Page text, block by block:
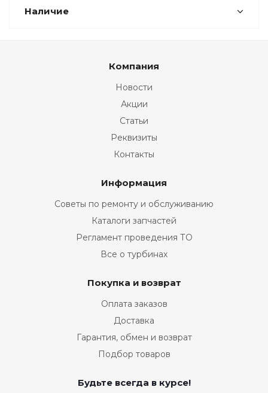
Наличие
Компания
Новости
Акции
Статьи
Реквизиты
Контакты
Информация
Советы по ремонту и обслуживанию
Каталоги запчастей
Регламент проведения ТО
Все о турбинах
Покупка и возврат
Оплата заказов
Доставка
Гарантия, обмен и возврат
Подбор товаров
Будьте всегда в курсе!